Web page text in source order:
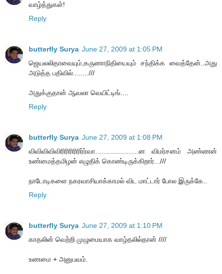
வாழ்த்துகள்!
Reply
butterfly Surya June 27, 2009 at 1:05 PM
ஜெயலலிதாவையும்,கருணாநிதியையும் சந்திக்க வைத்தேன்..அது
அடுத்த பதிவில்........///
அதுக்குதான் ஆவலா வெயிட்டிங்....
Reply
butterfly Surya June 27, 2009 at 1:08 PM
விவிவிவிவிரிரிரிரிரிர்ர்வா......................ன விமர்சனம் அண்ணன்
உண்மைத்தமிழன் எழுதிக் கொண்டிருக்கிறார்...///
நாடோடிகளை நகரவாசியாக்காமல் விட மாட்டார் போல இருக்கே..
Reply
butterfly Surya June 27, 2009 at 1:10 PM
காதலின் வெற்றி முழுமையாக வாழ்தலில்தான் ////
உணமை + அனுபவம்.